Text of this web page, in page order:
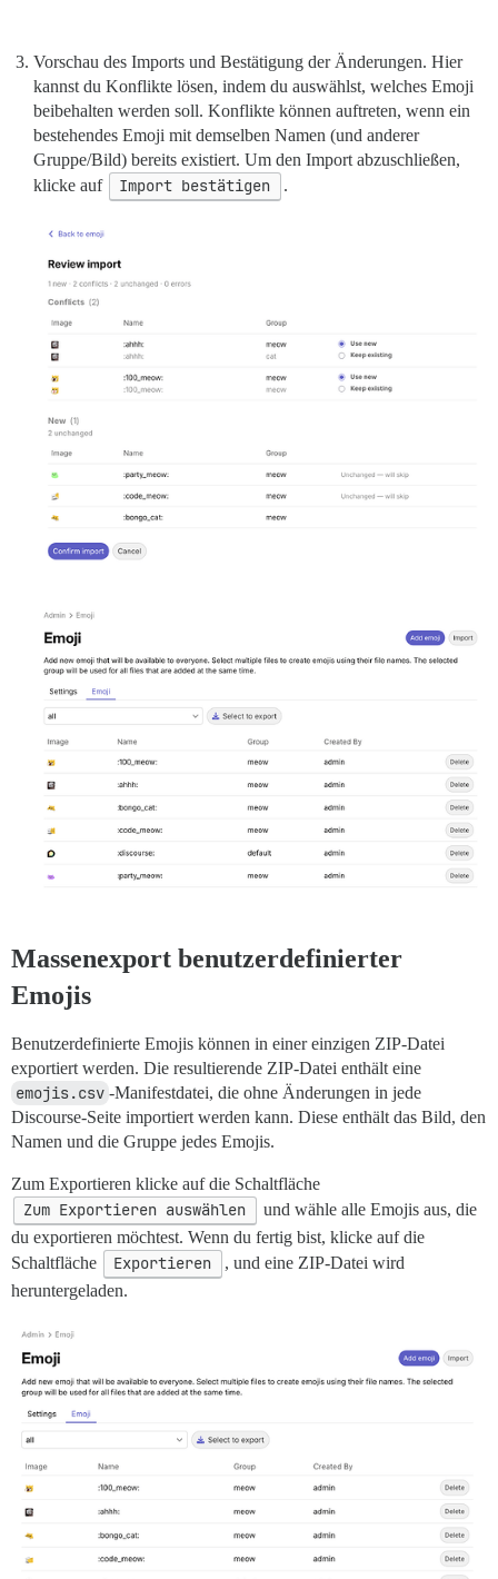
Vorschau des Imports und Bestätigung der Änderungen. Hier
kannst du Konflikte lösen, indem du auswählst, welches Emoji
beibehalten werden soll. Konflikte können auftreten, wenn ein
bestehendes Emoji mit demselben Namen (und anderer
Gruppe/Bild) bereits existiert. Um den Import abzuschließen,
klicke auf
Import bestätigen .
Massenexport benutzerdefinierter
Emojis
Benutzerdefinierte Emojis können in einer einzigen ZIP-Datei
exportiert werden. Die resultierende ZIP-Datei enthält eine
emojis.csv -Manifestdatei, die ohne Änderungen in jede
Discourse-Seite importiert werden kann. Diese enthält das Bild, den
Namen und die Gruppe jedes Emojis.
Zum Exportieren klicke auf die Schaltfläche
Zum Exportieren auswählen
und wähle alle Emojis aus, die
du exportieren möchtest. Wenn du fertig bist, klicke auf die
Schaltfläche
Exportieren
, und eine ZIP-Datei wird
heruntergeladen.